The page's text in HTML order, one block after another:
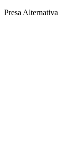
Presa Alternativa